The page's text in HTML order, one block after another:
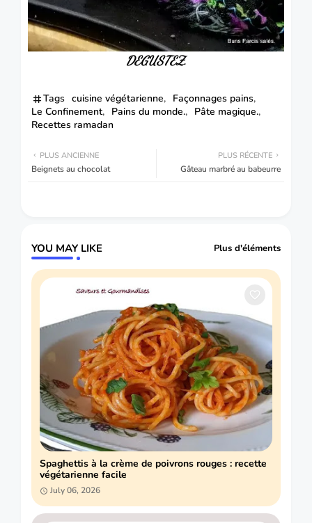
DEGUSTEZ.
Tags cuisine végétarienne
Façonnages pains
Le Confinement
Pains du monde.
Pâte magique.
Recettes ramadan
PLUS RÉCENTE
Gâteau marbré au babeurre
PLUS ANCIENNE
Beignets au chocolat
YOU MAY LIKE Plus d'éléments
Spaghettis à la crème de poivrons rouges : recette
végétarienne facile
July 06, 2026